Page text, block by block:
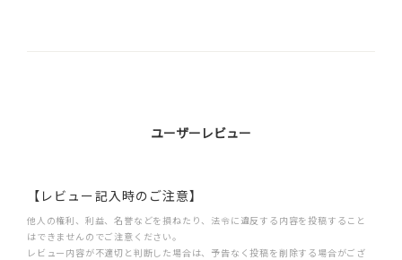
ユーザーレビュー
【レビュー記入時のご注意】
他人の権利、利益、名誉などを損ねたり、法令に違反する内容を投稿すること
はできませんのでご注意ください。
レビュー内容が不適切と判断した場合は、予告なく投稿を削除する場合がござ